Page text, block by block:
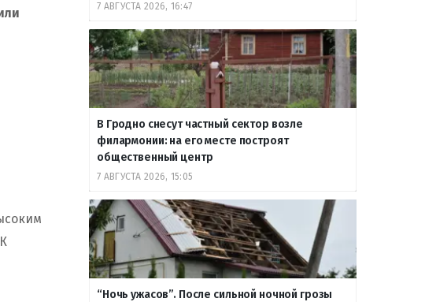
7 АВГУСТА 2026, 16:47
В Гродно снесут частный сектор возле
филармонии: на его месте построят
общественный центр
7 АВГУСТА 2026, 15:05
“Ночь ужасов”. После сильной ночной грозы